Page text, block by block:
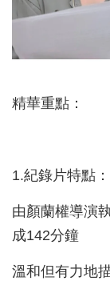
精華重點：
1.紀錄片特點：
由顏蘭權導演
成142分鐘
溫和但有力地